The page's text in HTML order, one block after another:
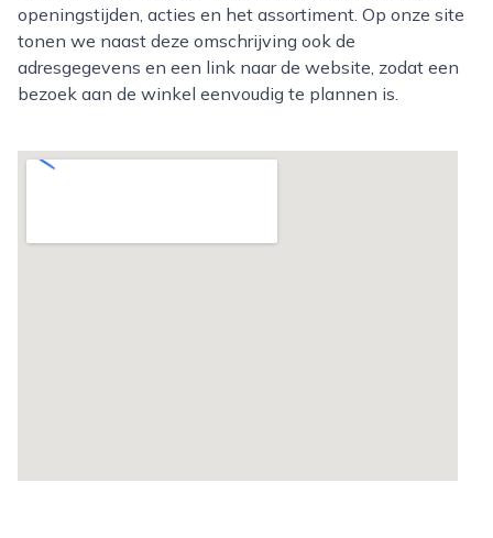
openingstijden, acties en het assortiment. Op onze site
tonen we naast deze omschrijving ook de
adresgegevens en een link naar de website, zodat een
bezoek aan de winkel eenvoudig te plannen is.